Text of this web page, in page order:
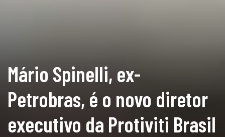
Mário Spinelli, ex-
Petrobras, é o novo diretor
executivo da Protiviti Brasil